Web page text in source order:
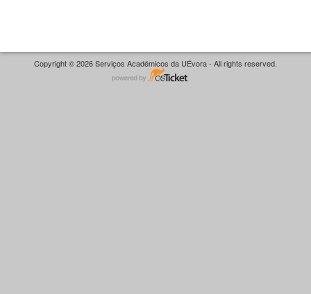
Copyright © 2026 Serviços Académicos da UÉvora - All rights reserved.